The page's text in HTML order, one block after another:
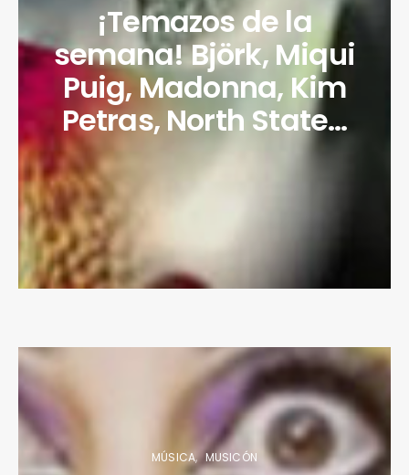
¡Temazos de la
semana! Björk, Miqui
Puig, Madonna, Kim
Petras, North State…
MÚSICA MUSICÓN